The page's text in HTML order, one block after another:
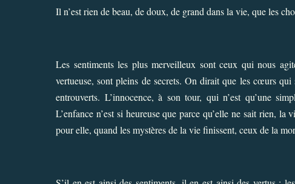
Il n’est rien de beau, de doux, de grand dans la vie, que les
Les sentiments les plus merveilleux sont ceux qui nous
vertueuse, sont pleins de secrets. On dirait que les cœurs qui
entrouverts. L’innocence, à son tour, qui n’est qu’une
L’enfance n’est si heureuse que parce qu’elle ne sait rien,
pour elle, quand les mystères de la vie finissent, ceux de la